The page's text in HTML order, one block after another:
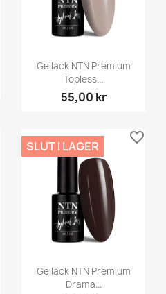
Gellack NTN Premium
Topless...
55,00 kr
Gellack NTN Premium
Drama...
SLUT I LAGER
favorite_border